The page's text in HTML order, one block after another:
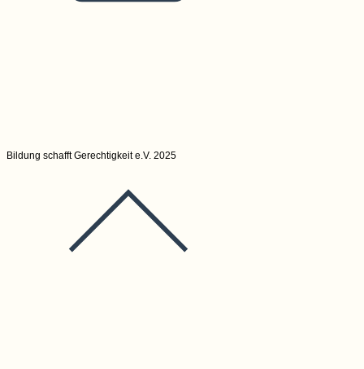
Bildung schafft Gerechtigkeit e.V. 2025